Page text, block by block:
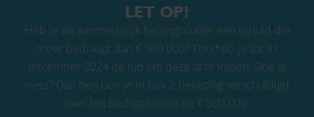
LET OP!
Heb je als aanmerkelijk belanghouder een schuld die
meer bedraagt dan € 500.000? Dan heb je tot 31
december 2024 de tijd om deze af te lossen. Doe je
niets? Dan ben ben je in box 2 belasting verschuldigd
over het bedrag boven de € 500.000.